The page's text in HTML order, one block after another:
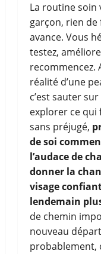
La routine soin
garçon, rien de
avance. Vous
testez,
recommencez.
réalité d’une
c’est sauter sur
explorer ce qui
sans préjugé,
de soi
l’audace de
donner la
visage
lendemain
de chemin
nouveau
probablement,